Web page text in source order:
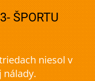
ŠPORTU
niesol v